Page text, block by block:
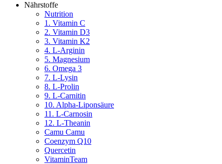
Nährstoffe
Nutrition
1. Vitamin C
2. Vitamin D3
3. Vitamin K2
4. L-Arginin
5. Magnesium
6. Omega 3
7. L-Lysin
8. L-Prolin
9. L-Carnitin
10. Alpha-Liponsäure
11. L-Carnosin
12. L-Theanin
Camu Camu
Coenzym Q10
Quercetin
VitaminTeam